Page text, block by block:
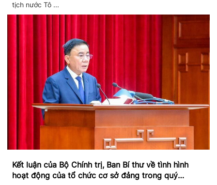
tịch nước Tô ...
Kết luận của Bộ Chính trị, Ban Bí thư về tình hình
hoạt động của tổ chức cơ sở đảng trong quý